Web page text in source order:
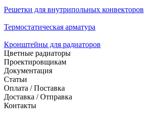
Решетки для внутрипольных конвекторов
Термостатическая арматура
Кронштейны для радиаторов
Цветные радиаторы
Проектировщикам
Документация
Статьи
Оплата / Поставка
Доставка / Отправка
Контакты